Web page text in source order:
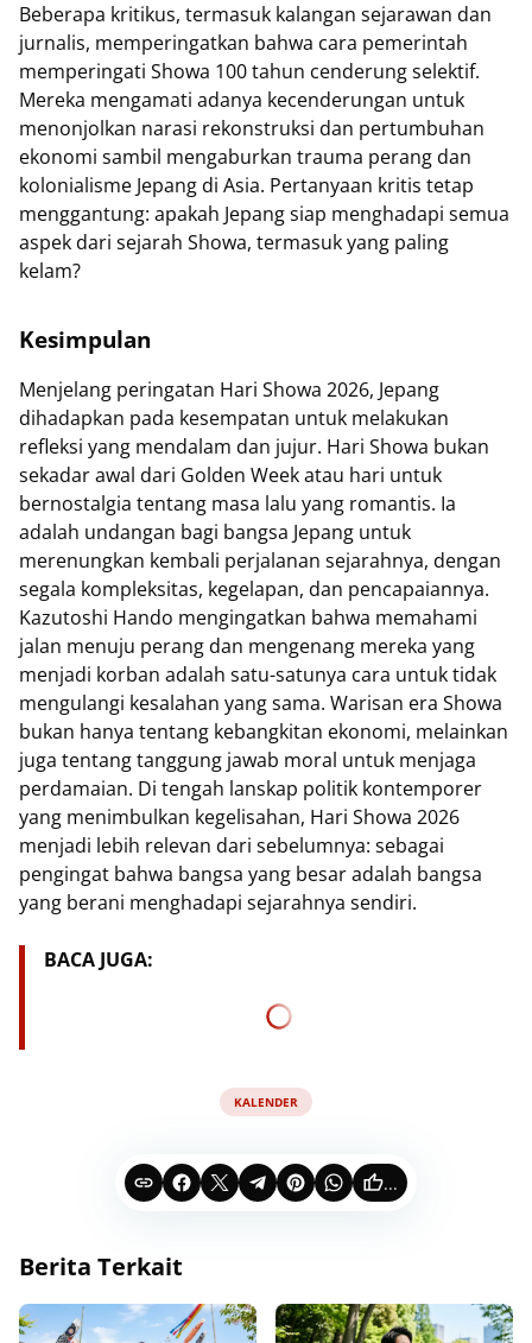
Beberapa kritikus, termasuk kalangan sejarawan dan
jurnalis, memperingatkan bahwa cara pemerintah
memperingati Showa 100 tahun cenderung selektif.
Mereka mengamati adanya kecenderungan untuk
menonjolkan narasi rekonstruksi dan pertumbuhan
ekonomi sambil mengaburkan trauma perang dan
kolonialisme Jepang di Asia. Pertanyaan kritis tetap
menggantung: apakah Jepang siap menghadapi semua
aspek dari sejarah Showa, termasuk yang paling
kelam?
Kesimpulan
Menjelang peringatan Hari Showa 2026, Jepang
dihadapkan pada kesempatan untuk melakukan
refleksi yang mendalam dan jujur. Hari Showa bukan
sekadar awal dari Golden Week atau hari untuk
bernostalgia tentang masa lalu yang romantis. Ia
adalah undangan bagi bangsa Jepang untuk
merenungkan kembali perjalanan sejarahnya, dengan
segala kompleksitas, kegelapan, dan pencapaiannya.
Kazutoshi Hando mengingatkan bahwa memahami
jalan menuju perang dan mengenang mereka yang
menjadi korban adalah satu-satunya cara untuk tidak
mengulangi kesalahan yang sama. Warisan era Showa
bukan hanya tentang kebangkitan ekonomi, melainkan
juga tentang tanggung jawab moral untuk menjaga
perdamaian. Di tengah lanskap politik kontemporer
yang menimbulkan kegelisahan, Hari Showa 2026
menjadi lebih relevan dari sebelumnya: sebagai
pengingat bahwa bangsa yang besar adalah bangsa
yang berani menghadapi sejarahnya sendiri.
BACA JUGA:
KALENDER
...
Berita Terkait